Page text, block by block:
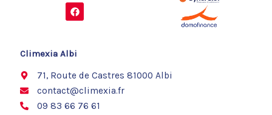
F
a
c
o
Climexia Albi
71, Route de Castres 81000 Albi
contact@climexia.fr
09 83 66 76 61